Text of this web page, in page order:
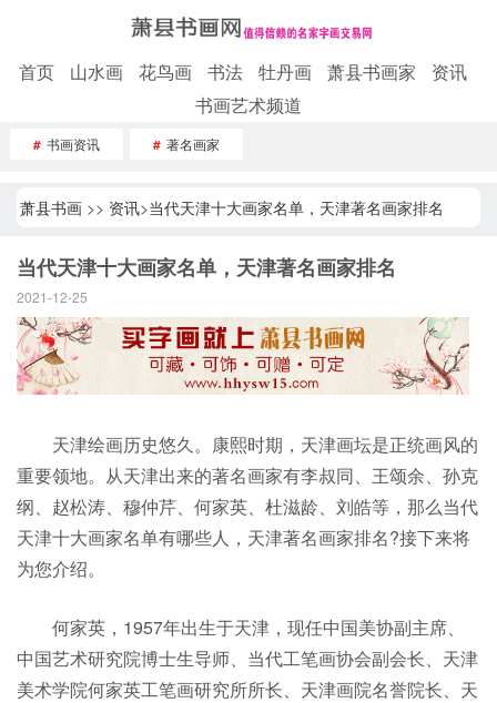
首页 山水画 花鸟画 书法 牡丹画 萧县书画家
资讯
书画艺术频道
# 书画资讯 # 著名画家
萧县书画>> 资讯>当代天津十大画家名单，天津著名画家排名
当代天津十大画家名单，天津著名画家排名
2021-12-25
天津绘画历史悠久。康熙时期，天津画坛是正统画风的
重要领地。从天津出来的著名画家有李叔同、王颂余、孙克
纲、赵松涛、穆仲芹、何家英、杜滋龄、刘皓等，那么当代
天津十大画家名单有哪些人，天津著名画家排名?接下来将
为您介绍。
何家英，1957年出生于天津，现任中国美协副主席、
中国艺术研究院博士生导师、当代工笔画协会副会长、天津
美术学院何家英工笔画研究所所长、天津画院名誉院长、天